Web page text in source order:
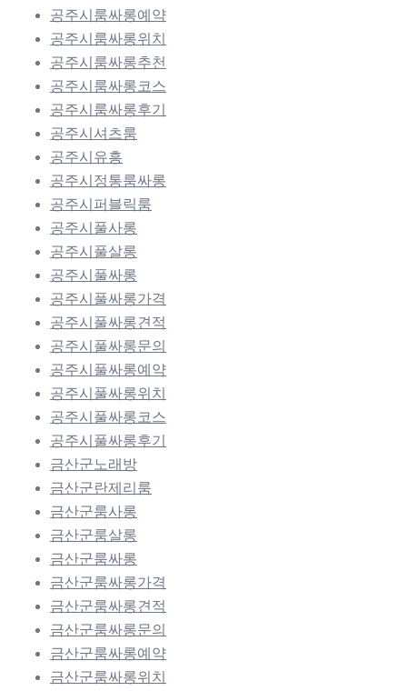
공주시룸싸롱예약
공주시룸싸롱위치
공주시룸싸롱추천
공주시룸싸롱코스
공주시룸싸롱후기
공주시셔츠룸
공주시유흥
공주시정통룸싸롱
공주시퍼블릭룸
공주시풀사롱
공주시풀살롱
공주시풀싸롱
공주시풀싸롱가격
공주시풀싸롱견적
공주시풀싸롱문의
공주시풀싸롱예약
공주시풀싸롱위치
공주시풀싸롱코스
공주시풀싸롱후기
금산군노래방
금산군란제리룸
금산군룸사롱
금산군룸살롱
금산군룸싸롱
금산군룸싸롱가격
금산군룸싸롱견적
금산군룸싸롱문의
금산군룸싸롱예약
금산군룸싸롱위치